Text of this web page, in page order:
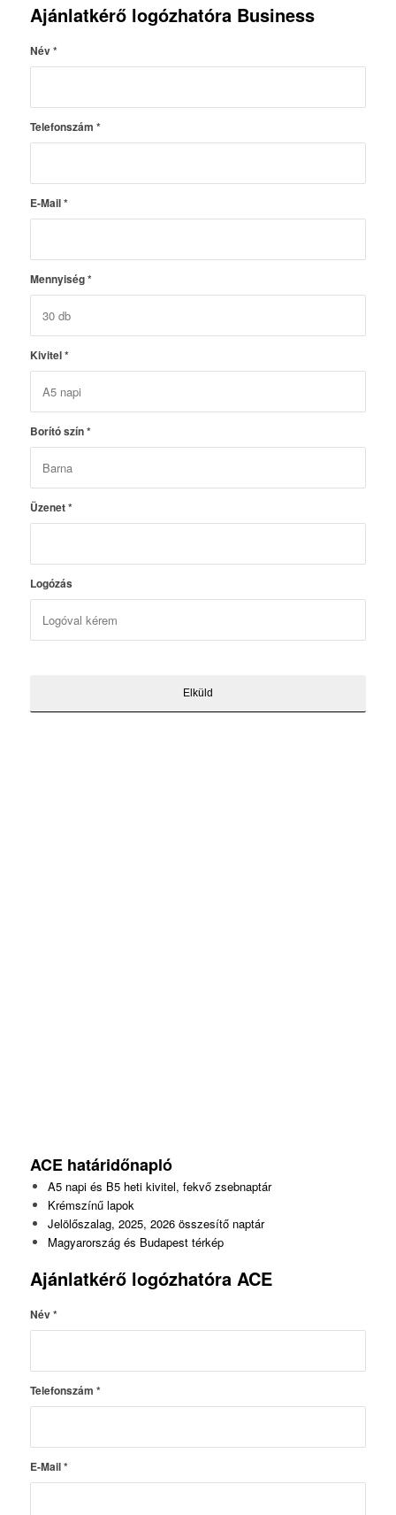
Ajánlatkérő logózhatóra Business
Név*
Telefonszám *
E-Mail*
Mennyiség*
Kivitel*
Borító szín*
Üzenet*
Logózás
ACE határidőnapló
A5 napi és B5 heti kivitel, fekvő zsebnaptár
Krémszínű lapok
Jelölőszalag, 2025, 2026 összesítő naptár
Magyarország és Budapest térkép
Ajánlatkérő logózhatóra ACE
Név*
Telefonszám *
E-Mail*